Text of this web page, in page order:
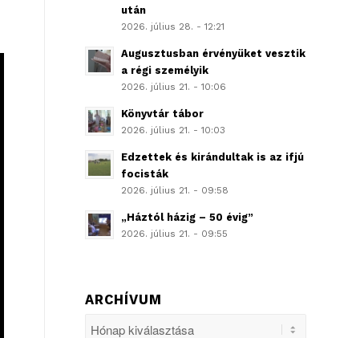
után
2026. július 28. - 12:21
Augusztusban érvényüket vesztik
a régi személyik
2026. július 21. - 10:06
Könyvtár tábor
2026. július 21. - 10:03
Edzettek és kirándultak is az ifjú
focisták
2026. július 21. - 09:58
„Háztól házig – 50 évig”
2026. július 21. - 09:55
ARCHÍVUM